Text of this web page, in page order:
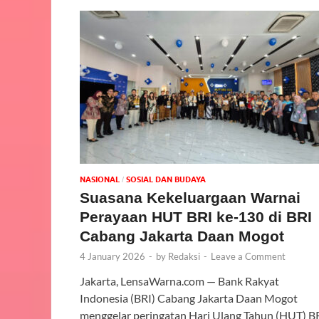
NASIONAL / SOSIAL DAN BUDAYA
Suasana Kekeluargaan Warnai
Perayaan HUT BRI ke-130 di BRI
Cabang Jakarta Daan Mogot
4 January 2026 - by Redaksi - Leave a Comment
Jakarta, LensaWarna.com — Bank Rakyat
Indonesia (BRI) Cabang Jakarta Daan Mogot
menggelar peringatan Hari Ulang Tahun (HUT)